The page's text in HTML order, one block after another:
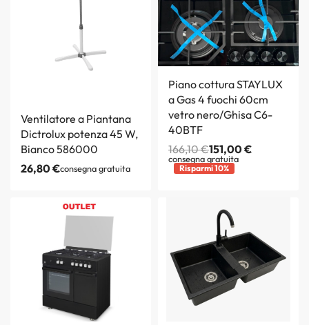
Ventilatore a Piantana
Dictrolux potenza 45 W,
Bianco 586000
26,80€consegna gratuita
Piano cottura STAYLUX
a Gas 4 fuochi 60cm
vetro nero/Ghisa C6-
40BTF
166,10€151,00€
consegna gratuita
Risparmi 10%